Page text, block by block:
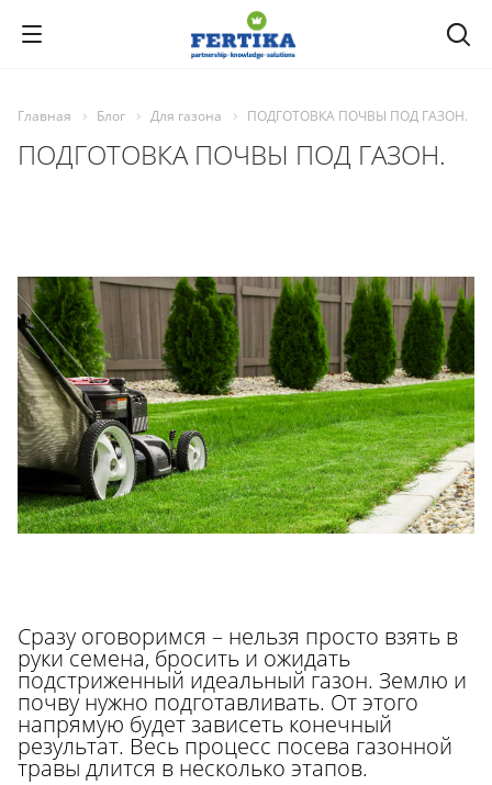
Главная Блог Для газона ПОДГОТОВКА ПОЧВЫ ПОД ГАЗОН.
ПОДГОТОВКА ПОЧВЫ ПОД ГАЗОН.
Сразу оговоримся – нельзя просто взять в
руки семена, бросить и ожидать
подстриженный идеальный газон. Землю и
почву нужно подготавливать. От этого
напрямую будет зависеть конечный
результат. Весь процесс посева газонной
травы длится в несколько этапов.